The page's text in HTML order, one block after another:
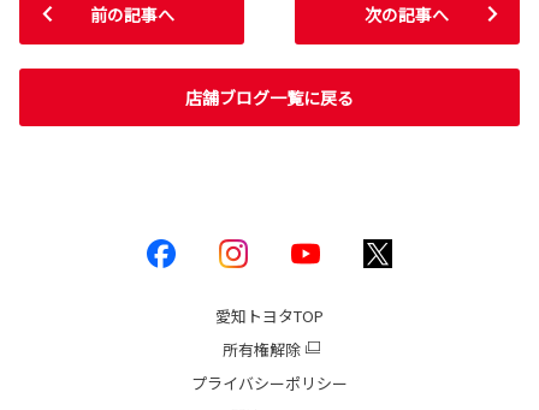
前の記事へ
店舗ブログ一覧に戻る
次の記事へ
愛知トヨタTOP
所有権解除
プライバシーポリシー